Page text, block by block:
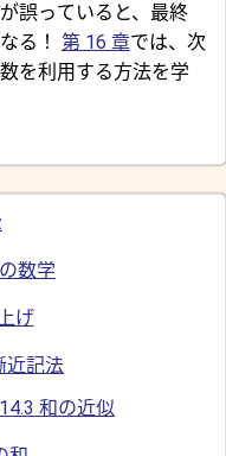
誤っていると、最終
る！ 第 16 章では、次
を利用する方法を学
数学
げ
近記法
14.3 和の近似